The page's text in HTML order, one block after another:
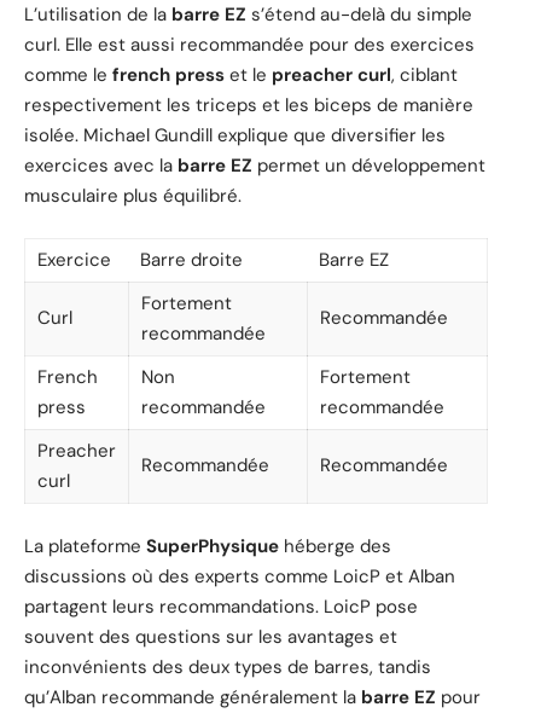
L’utilisation de la barre EZ s’étend au-delà du simple
curl. Elle est aussi recommandée pour des exercices
comme le french press et le preacher curl, ciblant
respectivement les triceps et les biceps de manière
isolée. Michael Gundill explique que diversifier les
exercices avec la barre EZ permet un développement
musculaire plus équilibré.
Exercice Barre droite Barre EZ
Curl
Fortement
recommandée
Recommandée
French
press
Non
recommandée
Fortement
recommandée
Preacher
curl
Recommandée Recommandée
La plateforme SuperPhysique héberge des
discussions où des experts comme LoicP et Alban
partagent leurs recommandations. LoicP pose
souvent des questions sur les avantages et
inconvénients des deux types de barres, tandis
qu’Alban recommande généralement la barre EZ pour